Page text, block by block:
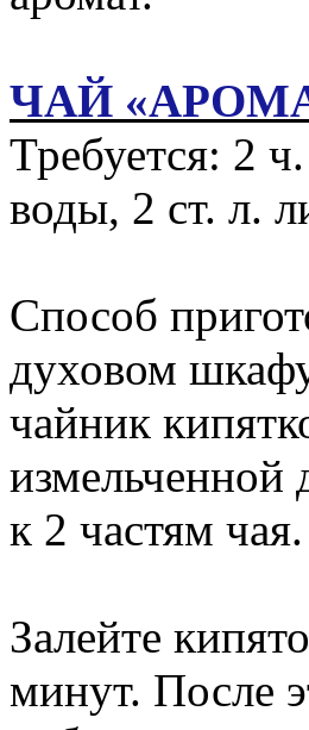
ЧАЙ
Требуется: 2
воды, 2 ст. л.
Способ
духовом
чайник
измельченной
к 2 частям чая.
Залейте
минут. После